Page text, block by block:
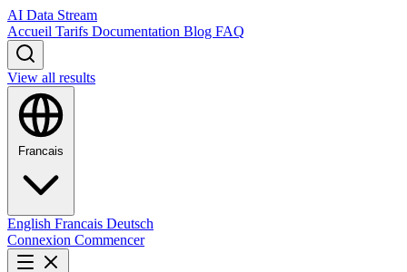
AI Data Stream
Accueil Tarifs Documentation Blog FAQ
View all results
Francais
English Francais Deutsch
Connexion Commencer